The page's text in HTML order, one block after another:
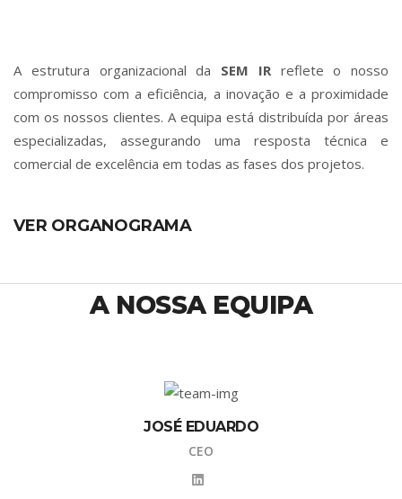
A estrutura organizacional da SEM IRreflete o nosso
compromisso com a eficiência, a inovação e a proximidade
com os nossos clientes. A equipa está distribuída por áreas
especializadas, assegurando uma resposta técnica e
comercial de excelência em todas as fases dos projetos.
VER ORGANOGRAMA
A NOSSA EQUIPA
JOSÉ EDUARDO
CEO